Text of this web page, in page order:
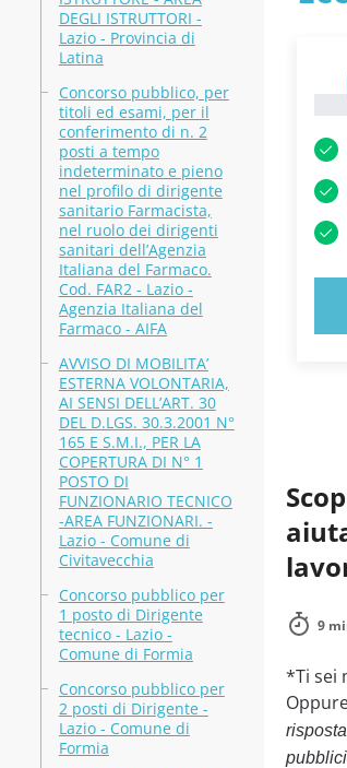
DEGLI ISTRUTTORI -
Lazio - Provincia di
Latina
Concorso pubblico, per
titoli ed esami, per il
conferimento di n. 2
posti a tempo
indeterminato e pieno
nel profilo di dirigente
sanitario Farmacista,
nel ruolo dei dirigenti
sanitari dell’Agenzia
Italiana del Farmaco.
Cod. FAR2 - Lazio -
Agenzia Italiana del
Farmaco - AIFA
AVVISO DI MOBILITA’
ESTERNA VOLONTARIA,
AI SENSI DELL’ART. 30
DEL D.LGS. 30.3.2001 N°
165 E S.M.I., PER LA
COPERTURA DI N° 1
POSTO DI
FUNZIONARIO TECNICO
-AREA FUNZIONARI. -
Lazio - Comune di
Civitavecchia
Concorso pubblico per
1 posto di Dirigente
tecnico - Lazio -
Comune di Formia
Concorso pubblico per
2 posti di Dirigente -
Lazio - Comune di
Formia
9
*Ti sei